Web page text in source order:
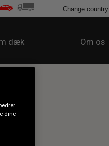
dæk Om os
Change country
dine